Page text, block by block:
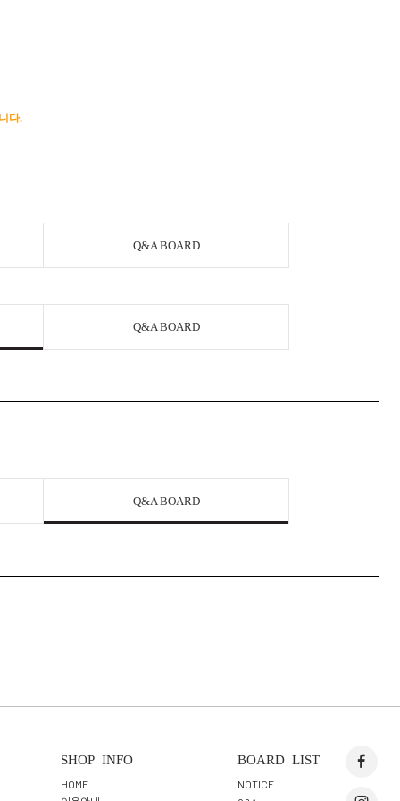
다.
Q&A BOARD
Q&A BOARD
Q&A BOARD
SHOP INFO
HOME
BOARD LIST
NOTICE